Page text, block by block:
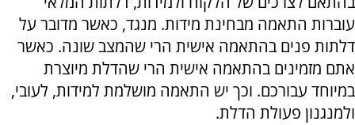
עוברות התאמה מבחינת מידות. מנגד, כאשר מדובר על
דלתות פנים בהתאמה אישית הרי שהמצב שונה. כאשר
אתם מזמינים בהתאמה אישית הרי שהדלת מיוצרת
במיוחד עבורכם. וכך יש התאמה מושלמת למידות, לעובי,
ולמנגנון פעולת הדלת.